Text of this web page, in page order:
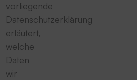
vorliegende
Datenschutzerklärung
erläutert,
welche
Daten
wir